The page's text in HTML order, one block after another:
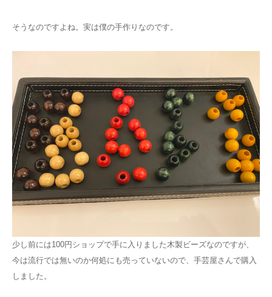
そうなのですよね。実は僕の手作りなのです。
少し前には100円ショップで手に入りました木製ビーズなのですが、
今は流行では無いのか何処にも売っていないので、手芸屋さんで購入
しました。